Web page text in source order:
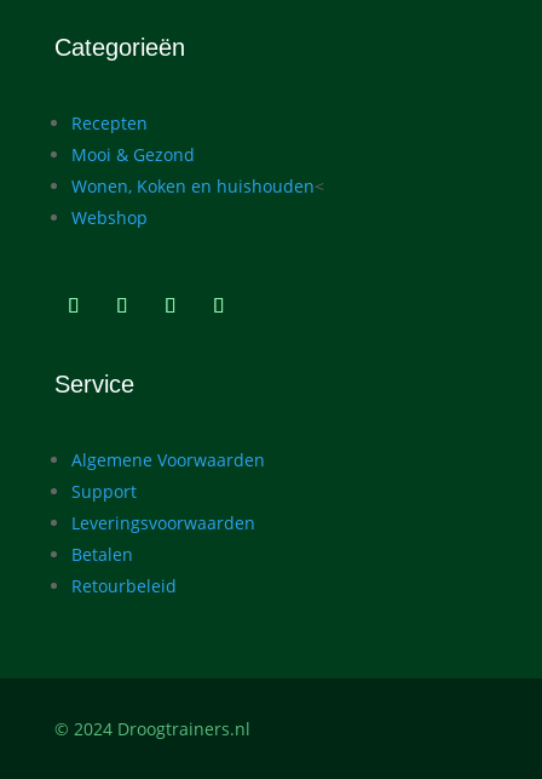
Categorieën
Recepten
Mooi & Gezond
Wonen, Koken en huishouden<
Webshop
Service
Algemene Voorwaarden
Support
Leveringsvoorwaarden
Betalen
Retourbeleid
© 2024 Droogtrainers.nl